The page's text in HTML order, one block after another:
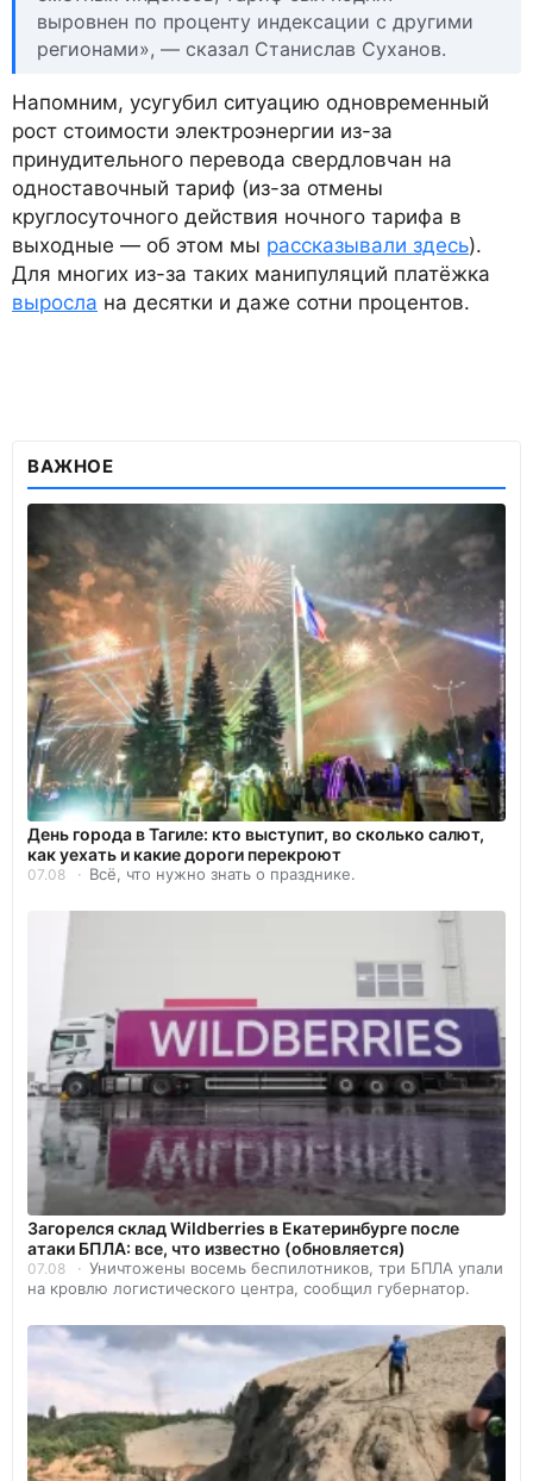
выровнен по проценту индексации с другими
регионами», — сказал Станислав Суханов.
Напомним, усугубил ситуацию одновременный
рост стоимости электроэнергии из-за
принудительного перевода свердловчан на
одноставочный тариф (из-за отмены
круглосуточного действия ночного тарифа в
выходные — об этом мы рассказывали здесь).
Для многих из-за таких манипуляций платёжка
выросла на десятки и даже сотни процентов.
ВАЖНОЕ
День города в Тагиле: кто выступит, во сколько салют,
как уехать и какие дороги перекроют
07.08 Всё, что нужно знать о празднике.
Загорелся склад Wildberries в Екатеринбурге после
атаки БПЛА: все, что известно (обновляется)
07.08
Уничтожены восемь беспилотников, три БПЛА упали
на кровлю логистического центра, сообщил губернатор.